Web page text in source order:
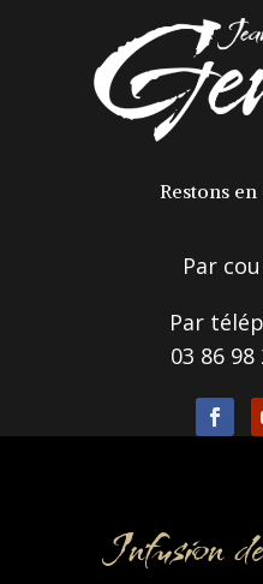
Restons
Par
Par
03 86 98
Infusion